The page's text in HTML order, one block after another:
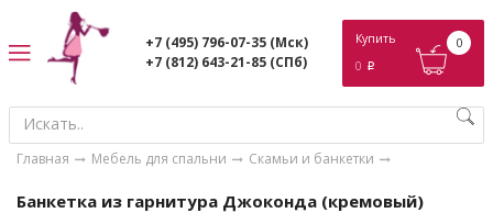
+7 (495) 796-07-35 (Мск)
+7 (812) 643-21-85 (СПб)
Купить
0 p
0
Главная Мебель для спальни Скамьи и банкетки
Банкетка из гарнитура Джоконда (кремовый)